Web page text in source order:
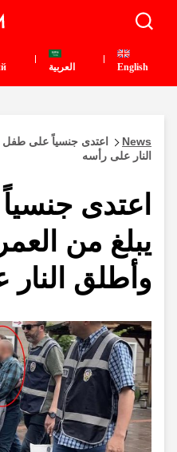
English العربية
News
النار على رأسه
اعتدى
وأطلق النار